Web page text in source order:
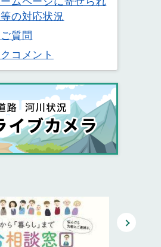
の対応状況
質問
コメント